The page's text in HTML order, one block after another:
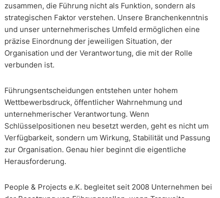
zusammen, die Führung nicht als Funktion, sondern als
strategischen Faktor verstehen. Unsere Branchenkenntnis
und unser unternehmerisches Umfeld ermöglichen eine
präzise Einordnung der jeweiligen Situation, der
Organisation und der Verantwortung, die mit der Rolle
verbunden ist.
Führungsentscheidungen entstehen unter hohem
Wettbewerbsdruck, öffentlicher Wahrnehmung und
unternehmerischer Verantwortung. Wenn
Schlüsselpositionen neu besetzt werden, geht es nicht um
Verfügbarkeit, sondern um Wirkung, Stabilität und Passung
zur Organisation. Genau hier beginnt die eigentliche
Herausforderung.
People & Projects e.K. begleitet seit 2008 Unternehmen bei